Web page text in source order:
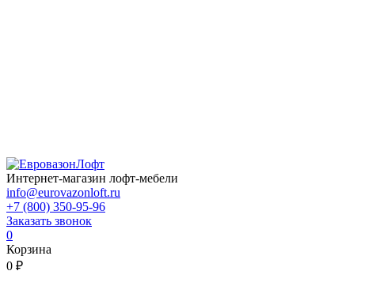
Интернет-магазин лофт-мебели
info@eurovazonloft.ru
+7 (800) 350-95-96
Заказать звонок
0
Корзина
0 ₽